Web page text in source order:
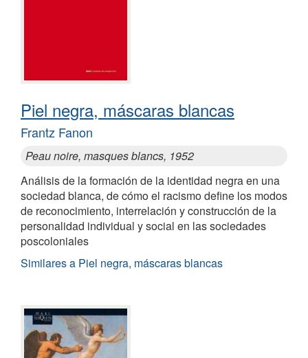
Piel negra, máscaras blancas
Frantz Fanon
Peau noire, masques blancs, 1952
Análisis de la formación de la identidad negra en una
sociedad blanca, de cómo el racismo define los modos
de reconocimiento, interrelación y construcción de la
personalidad individual y social en las sociedades
poscoloniales
Similares a Piel negra, máscaras blancas